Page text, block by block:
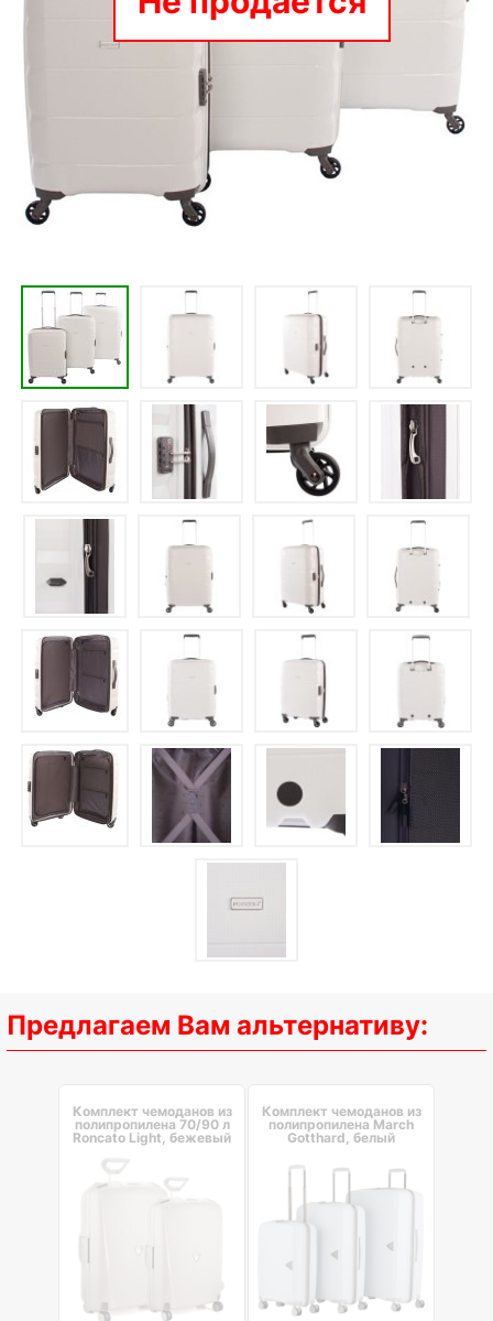
Предлагаем Вам альтернативу:
Комплект чемоданов из
полипропилена 70/90 л
Roncato Light, бежевый
Комплект чемоданов из
полипропилена March
Gotthard, белый